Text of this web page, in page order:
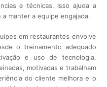
e técnicas. Isso ajuda a
manter a equipe engajada.
em restaurantes envolve
o treinamento adequado
e uso de tecnologia.
motivadas e trabalham
do cliente melhora e o